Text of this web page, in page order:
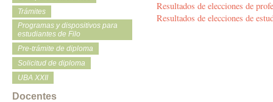
Trámites
Programas y dispositivos para
estudiantes de Filo
Pre-trámite de diploma
Solicitud de diploma
UBA XXII
Docentes
Resultados de elecciones de
Resultados de elecciones de